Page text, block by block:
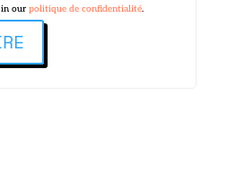
in our politique de confidentialité.